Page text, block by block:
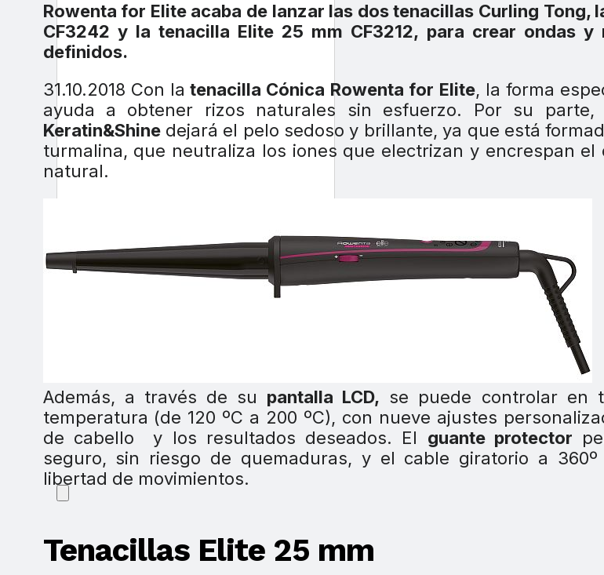
Rowenta for Elite acaba de lanzar las dos tenacillas Curling Tong,
CF3242 y la tenacilla Elite 25 mm CF3212, para crear ondas
definidos.
31.10.2018 Con la tenacilla Cónica Rowenta for Elite, la forma
ayuda a obtener rizos naturales sin esfuerzo. Por su parte,
Keratin&Shinedejará el pelo sedoso y brillante, ya que está
turmalina, que neutraliza los iones que electrizan y encrespan el
natural.
Además, a través de su pantalla LCD, se puede controlar en
temperatura (de 120 ºC a 200 ºC), con nueve ajustes
de cabello y los resultados deseados. El guante protector
seguro, sin riesgo de quemaduras, y el cable giratorio a
libertad de movimientos.
Tenacillas Elite 25 mm